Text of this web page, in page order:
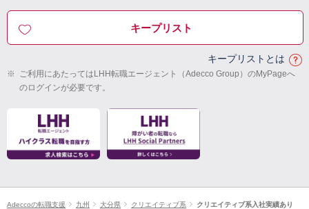
キープリスト
キープリストとは
※ ご利用にあたってはLHH転職エージェント（Adecco Group）のMyPageへ
のログインが必要です。
Adeccoの転職支援 九州 大分県 クリエイティブ系 クリエイティブ系入社実績あり